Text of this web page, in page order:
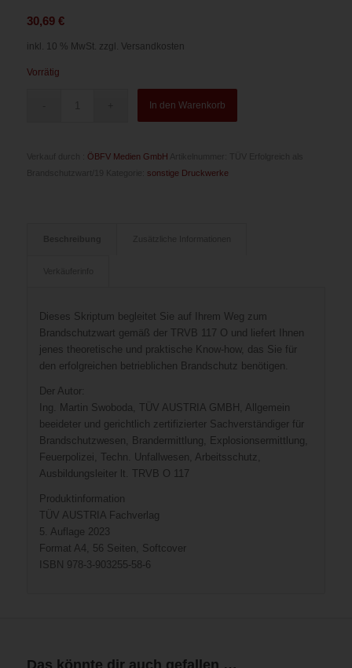
30,69 €
inkl. 10 % MwSt. zzgl. Versandkosten
Vorrätig
In den Warenkorb
ÖBFV Medien GmbH
sonstige Druckwerke
Dieses Skriptum begleitet Sie auf Ihrem Weg zum
Brandschutzwart gemäß der TRVB 117 O und liefert Ihnen
jenes theoretische und praktische Know-how, das Sie für
den erfolgreichen betrieblichen Brandschutz benötigen.
Der Autor:
Ing. Martin Swoboda, TÜV AUSTRIA GMBH, Allgemein
beeideter und gerichtlich zertifizierter Sachverständiger für
Brandschutzwesen, Brandermittlung, Explosionsermittlung,
Feuerpolizei, Techn. Unfallwesen, Arbeitsschutz,
Ausbildungsleiter lt. TRVB O 117
Produktinformation
TÜV AUSTRIA Fachverlag
5. Auflage 2023
Format A4, 56 Seiten, Softcover
ISBN 978-3-903255-58-6
Das könnte dir auch gefallen …